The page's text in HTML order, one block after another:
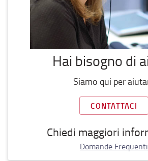
Hai bisogno di
Siamo qui per
CONTATTACI
Chiedi maggiori
Domande Frequenti